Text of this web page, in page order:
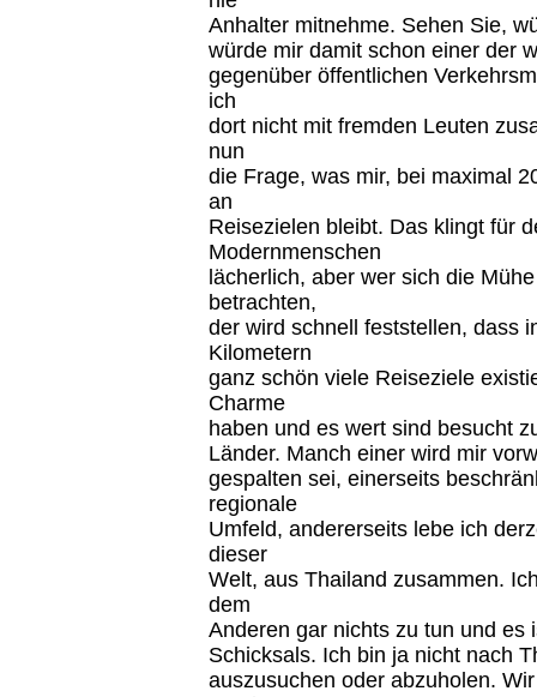
Anhalter mitnehme. Sehen Sie,
würde mir damit schon einer der
gegenüber öffentlichen
ich
dort nicht mit fremden Leuten
nun
die Frage, was mir, bei maximal
an
Reisezielen bleibt. Das klingt für
Modernmenschen
lächerlich, aber wer sich die
betrachten,
der wird schnell feststellen, dass
Kilometern
ganz schön viele Reiseziele
Charme
haben und es wert sind besucht
Länder. Manch einer wird mir
gespalten sei, einerseits
regionale
Umfeld, andererseits lebe ich
dieser
Welt, aus Thailand zusammen.
dem
Anderen gar nichts zu tun und es
Schicksals. Ich bin ja nicht nach
auszusuchen oder abzuholen.